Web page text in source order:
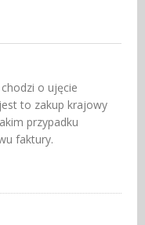
o ujęcie
to zakup krajowy
przypadku
faktury.